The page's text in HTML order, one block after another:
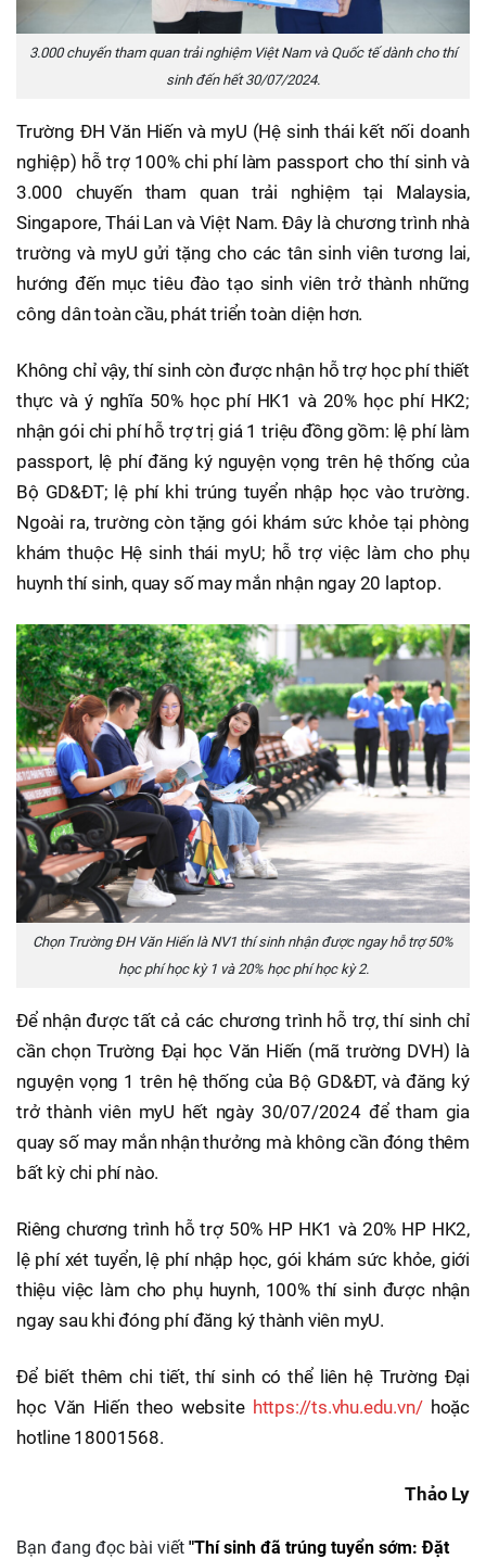
3.000 chuyến tham quan trải nghiệm Việt Nam và Quốc tế dành cho thí
sinh đến hết 30/07/2024.
Trường ĐH Văn Hiến và myU (Hệ sinh thái kết nối doanh
nghiệp) hỗ trợ 100% chi phí làm passport cho thí sinh và
3.000 chuyến tham quan trải nghiệm tại Malaysia,
Singapore, Thái Lan và Việt Nam. Đây là chương trình nhà
trường và myU gửi tặng cho các tân sinh viên tương lai,
hướng đến mục tiêu đào tạo sinh viên trở thành những
công dân toàn cầu, phát triển toàn diện hơn.
Không chỉ vậy, thí sinh còn được nhận hỗ trợ học phí thiết
thực và ý nghĩa 50% học phí HK1 và 20% học phí HK2;
nhận gói chi phí hỗ trợ trị giá 1 triệu đồng gồm: lệ phí làm
passport, lệ phí đăng ký nguyện vọng trên hệ thống của
Bộ GD&ĐT; lệ phí khi trúng tuyển nhập học vào trường.
Ngoài ra, trường còn tặng gói khám sức khỏe tại phòng
khám thuộc Hệ sinh thái myU; hỗ trợ việc làm cho phụ
huynh thí sinh, quay số may mắn nhận ngay 20 laptop.
Chọn Trường ĐH Văn Hiến là NV1 thí sinh nhận được ngay hỗ trợ 50%
học phí học kỳ 1 và 20% học phí học kỳ 2.
Để nhận được tất cả các chương trình hỗ trợ, thí sinh chỉ
cần chọn Trường Đại học Văn Hiến (mã trường DVH) là
nguyện vọng 1 trên hệ thống của Bộ GD&ĐT, và đăng ký
trở thành viên myU hết ngày 30/07/2024 để tham gia
quay số may mắn nhận thưởng mà không cần đóng thêm
bất kỳ chi phí nào.
Riêng chương trình hỗ trợ 50% HP HK1 và 20% HP HK2,
lệ phí xét tuyển, lệ phí nhập học, gói khám sức khỏe, giới
thiệu việc làm cho phụ huynh, 100% thí sinh được nhận
ngay sau khi đóng phí đăng ký thành viên myU.
Để biết thêm chi tiết, thí sinh có thể liên hệ Trường Đại
học Văn Hiến theo website https://ts.vhu.edu.vn/hoặc
hotline 18001568.
Thảo Ly
Bạn đang đọc bài viết "Thí sinh đã trúng tuyển sớm: Đặt